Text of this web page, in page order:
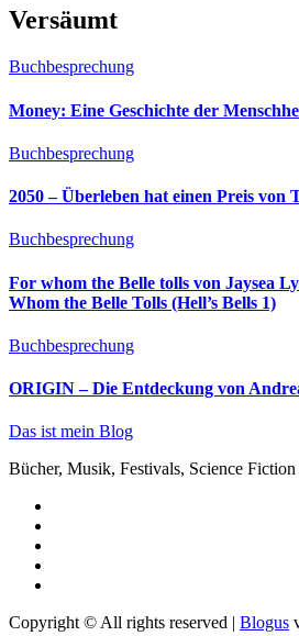
Versäumt
Buchbesprechung
Money: Eine Geschichte der
Buchbesprechung
2050 – Überleben hat einen Preis von
Buchbesprechung
For whom the Belle tolls von Jaysea Lyn, ‎ Penhaligon
Whom the Belle Tolls (Hell’s Bells 1)
Buchbesprechung
ORIGIN – Die Entdeckung von
Das ist mein Blog
Bücher, Musik, Festivals, Science
Copyright © All rights reserved | Blogus